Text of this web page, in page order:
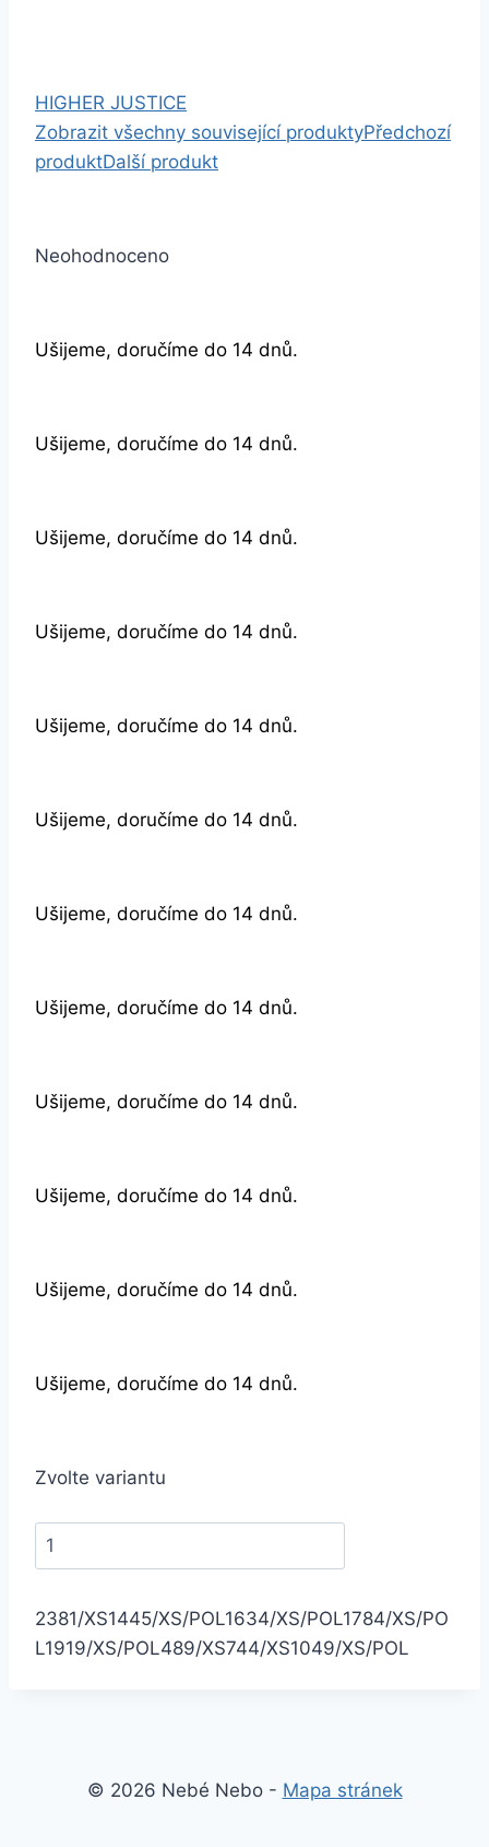
HIGHER JUSTICE
Zobrazit všechny související produktyPředchozí
produktDalší produkt
Neohodnoceno
Ušijeme, doručíme do 14 dnů.
Ušijeme, doručíme do 14 dnů.
Ušijeme, doručíme do 14 dnů.
Ušijeme, doručíme do 14 dnů.
Ušijeme, doručíme do 14 dnů.
Ušijeme, doručíme do 14 dnů.
Ušijeme, doručíme do 14 dnů.
Ušijeme, doručíme do 14 dnů.
Ušijeme, doručíme do 14 dnů.
Ušijeme, doručíme do 14 dnů.
Ušijeme, doručíme do 14 dnů.
Ušijeme, doručíme do 14 dnů.
Zvolte variantu
2381/XS1445/XS/POL1634/XS/POL1784/XS/PO
L1919/XS/POL489/XS744/XS1049/XS/POL
© 2026 Nebé Nebo - Mapa stránek